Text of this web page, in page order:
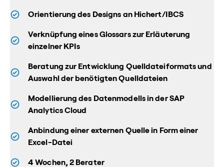
Orientierung des Designs an Hichert/IBCS
Verknüpfung eines Glossars zur Erläuterung
einzelner KPIs
Beratung zur Entwicklung Quelldateiformats und
Auswahl der benötigten Quelldateien
Modellierung des Datenmodells in der SAP
Analytics Cloud
Anbindung einer externen Quelle in Form einer
Excel-Datei
4 Wochen, 2 Berater